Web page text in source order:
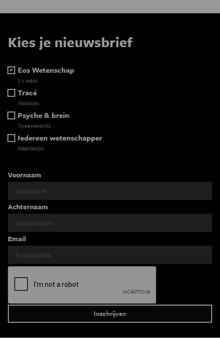
Kies je nieuwsbrief
Eos Wetenschap
2 x week
Tracé
Wekelijks
Psyche & brein
Tweewekelijks
Iedereen wetenschapper
Maandelijks
Voornaam
Achternaam
Email